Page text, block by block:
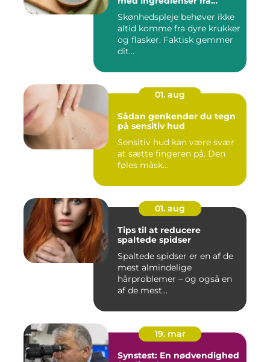
Skønhedspleje behøver ikke
altid komme fra dyre krukker
og flasker. Faktisk gemmer
dit...
01. aug
Sådan genkender du tegn
på sensitiv hud
Sensitiv hud kan være svær
at sætte fingeren på. Den
føles måsk...
01. aug
Tips til at reducere
spaltede spidser
Spaltede spidser er en af de
mest almindelige
hårproblemer – og også en
af de mest...
19. mar
Synstest: En nødvendighed